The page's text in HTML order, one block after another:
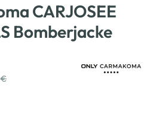
CARJOSEE
Bomberjacke
€